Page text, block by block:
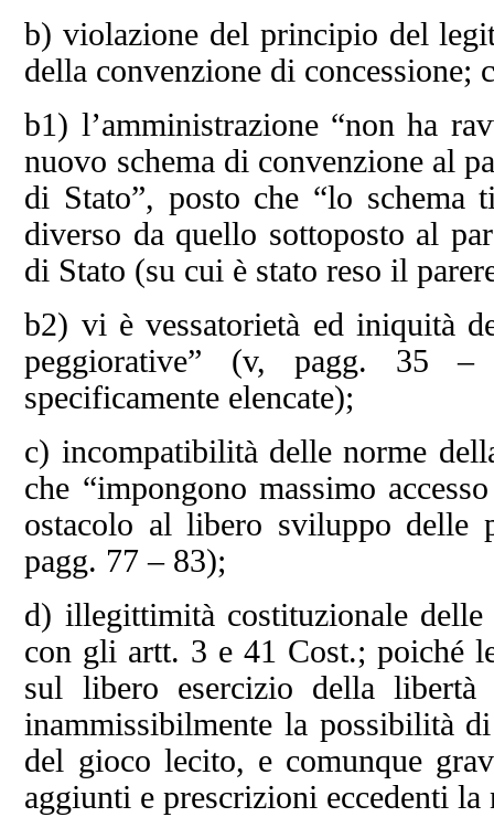
b) violazione del principio del
della convenzione di concessione;
b1) l’amministrazione “non ha
nuovo schema di convenzione al
di Stato”, posto che “lo
diverso da quello sottoposto al
di Stato (su cui è stato reso il
b2) vi è vessatorietà ed iniquità
peggiorative” (v, pagg. 35
specificamente elencate);
c) incompatibilità delle norme
che “impongono massimo
ostacolo al libero sviluppo delle
pagg. 77 – 83);
d) illegittimità costituzionale
con gli artt. 3 e 41 Cost.; poiché
sul libero esercizio della libertà
inammissibilmente la possibilità
del gioco lecito, e comunque
aggiunti e prescrizioni eccedenti